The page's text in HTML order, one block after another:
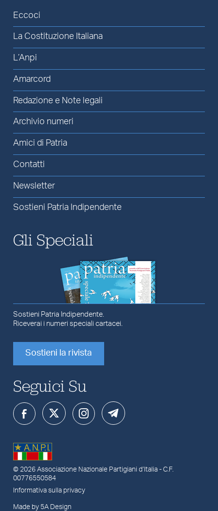
Eccoci
La Costituzione Italiana
L’Anpi
Amarcord
Redazione e Note legali
Archivio numeri
Amici di Patria
Contatti
Newsletter
Sostieni Patria Indipendente
Gli Speciali
Sostieni Patria Indipendente.
Riceverai i numeri speciali cartacei.
Sostieni la rivista
Seguici Su
© 2026 Associazione Nazionale Partigiani d’Italia- C.F.
00776550584
Informativa sulla privacy
Made by 5A Design